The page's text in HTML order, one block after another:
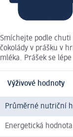
Smíchejte podle chuti
čokolády v prášku v
mléka. Prášek se
Výživové hodnoty
Průměrné nutriční
Energetická hodnota